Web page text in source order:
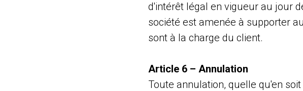
d'intérêt légal en vigueur au jour
société est amenée à supporter
sont à la charge du client.
Article 6 – Annulation
Toute annulation, quelle qu'en